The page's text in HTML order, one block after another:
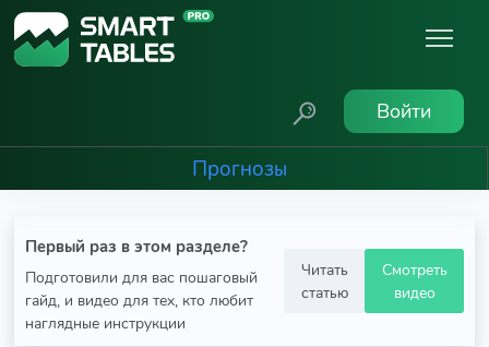
Войти
Прогнозы
Первый раз в этом разделе?
Подготовили для вас пошаговый
гайд, и видео для тех, кто любит
наглядные инструкции
Читать
статью
Смотреть
видео